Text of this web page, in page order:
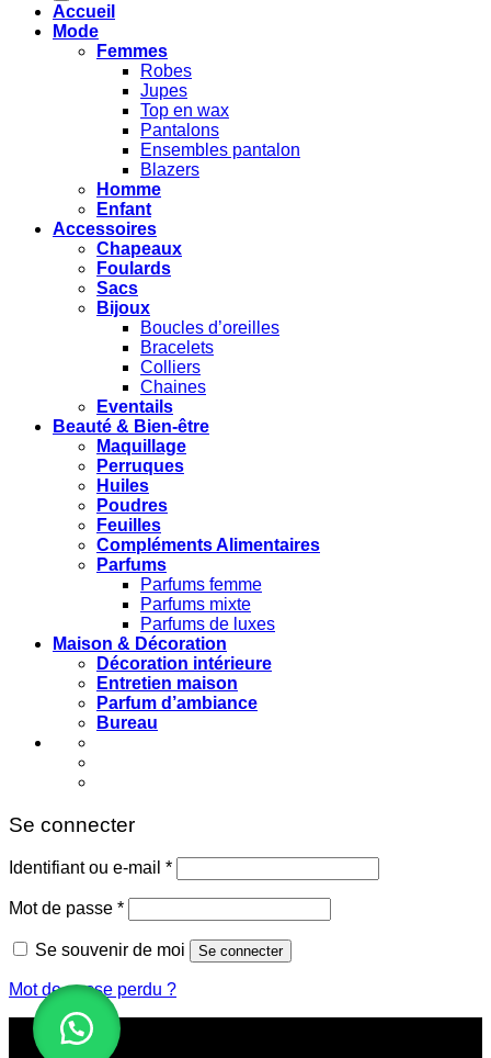
Accueil
Mode
Femmes
Robes
Jupes
Top en wax
Pantalons
Ensembles pantalon
Blazers
Homme
Enfant
Accessoires
Chapeaux
Foulards
Sacs
Bijoux
Boucles d’oreilles
Bracelets
Colliers
Chaines
Eventails
Beauté & Bien-être
Maquillage
Perruques
Huiles
Poudres
Feuilles
Compléments Alimentaires
Parfums
Parfums femme
Parfums mixte
Parfums de luxes
Maison & Décoration
Décoration intérieure
Entretien maison
Parfum d’ambiance
Bureau
Se connecter
Identifiant ou e-mail *Obligatoire
Mot de passe *Obligatoire
Se souvenir de moi Se connecter
Mot de passe perdu ?
Ce site utilise des cookies pour vous offrir une meilleure
expérience de navigation. En naviguant sur ce site, vous